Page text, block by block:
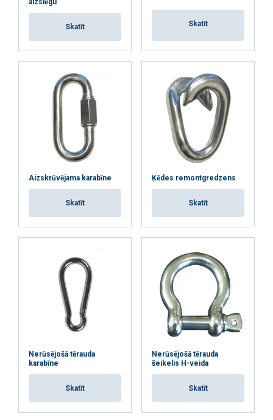
Skatīt Skatīt
Aizskrūvējama karabīne
Skatīt
Ķēdes remontgredzens
Skatīt
Nerūsējošā tērauda
karabīne
Skatīt
Nerūsējošā tērauda
šeikelis H-veida
Skatīt
pakalpojumus. Privātuma politika
Strikti
nepieciešamie
Veiktspējas Mērķa
Funkcionalitātes Neklasificētie